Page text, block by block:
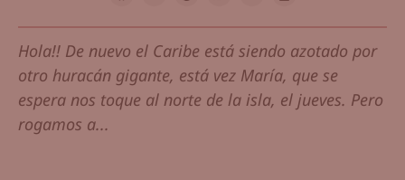
Hola!! De nuevo el Caribe está siendo azotado por
otro huracán gigante, está vez María, que se
espera nos toque al norte de la isla, el jueves. Pero
rogamos a...